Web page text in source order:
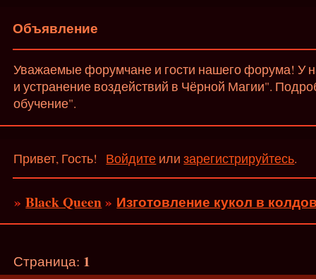
Объявление
Уважаемые форумчане и гости нашего форума! У
и устранение воздействий в Чёрной Магии".
обучение".
Привет, Гость! Войдите илизарегистрируйтесь.
»Black Queen» Изготовление кукол в
Страница: 1